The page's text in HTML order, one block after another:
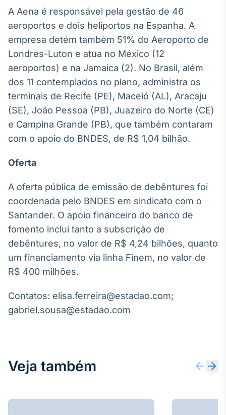
BroadFast
Em breve
Gestão de
Investimentos
Tokenização
A Aena é responsável pela gestão de 46
aeroportos e dois heliportos na Espanha. A
empresa detém também 51% do Aeroporto de
Londres-Luton e atua no México (12
aeroportos) e na Jamaica (2). No Brasil, além
dos 11 contemplados no plano, administra os
terminais de Recife (PE), Maceió (AL), Aracaju
(SE), João Pessoa (PB), Juazeiro do Norte (CE)
e Campina Grande (PB), que também contaram
com o apoio do BNDES, de R$ 1,04 bilhão.
Oferta
A oferta pública de emissão de debêntures foi
coordenada pelo BNDES em sindicato com o
Santander. O apoio financeiro do banco de
fomento inclui tanto a subscrição de
debêntures, no valor de R$ 4,24 bilhões, quanto
um financiamento via linha Finem, no valor de
R$ 400 milhões.
Contatos: elisa.ferreira@estadao.com;
gabriel.sousa@estadao.com
Veja também